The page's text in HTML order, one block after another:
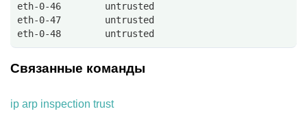
eth-0-46        untrusted
eth-0-47        untrusted
eth-0-48        untrusted
Связанные команды
ip arp inspection trust